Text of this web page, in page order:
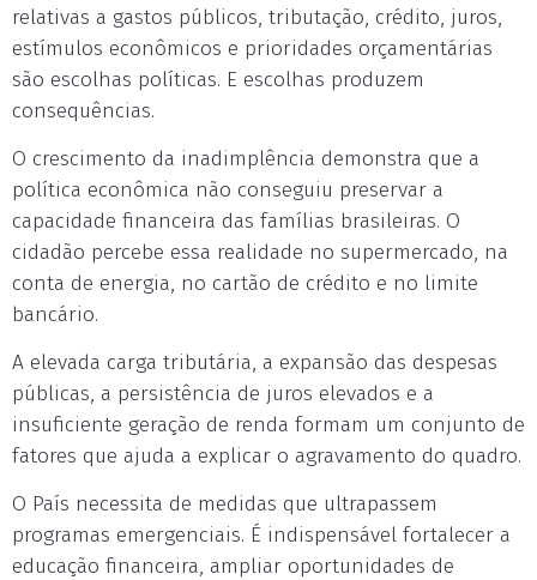
relativas a gastos públicos, tributação, crédito, juros,
estímulos econômicos e prioridades orçamentárias
são escolhas políticas. E escolhas produzem
consequências.
O crescimento da inadimplência demonstra que a
política econômica não conseguiu preservar a
capacidade financeira das famílias brasileiras. O
cidadão percebe essa realidade no supermercado, na
conta de energia, no cartão de crédito e no limite
bancário.
A elevada carga tributária, a expansão das despesas
públicas, a persistência de juros elevados e a
insuficiente geração de renda formam um conjunto de
fatores que ajuda a explicar o agravamento do quadro.
O País necessita de medidas que ultrapassem
programas emergenciais. É indispensável fortalecer a
educação financeira, ampliar oportunidades de